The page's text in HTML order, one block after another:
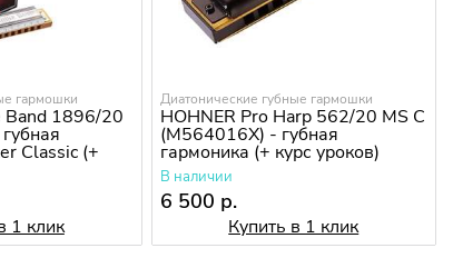
гармошки
Band 1896/20
Classic (+
1 клик
Диатонические губные гармошки
HOHNER Pro Harp 562/20 MS C
(M564016X) - губная
гармоника (+ курс уроков)
В наличии
6 500 р.
Купить в 1 клик